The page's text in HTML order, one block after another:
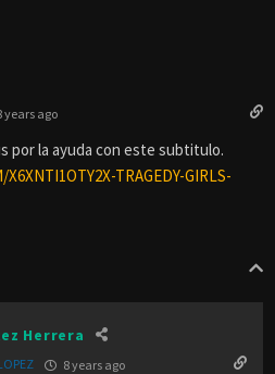
years ago
por la ayuda con este subtitulo.
TRAGEDY-GIRLS-
Herrera
8 years ago